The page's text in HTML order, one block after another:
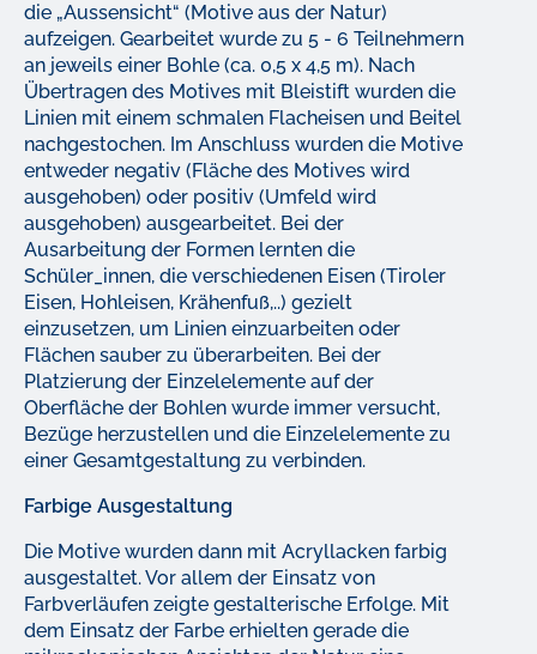
die „Aussensicht“ (Motive aus der Natur)
aufzeigen. Gearbeitet wurde zu 5 - 6 Teilnehmern
an jeweils einer Bohle (ca. 0,5 x 4,5 m). Nach
Übertragen des Motives mit Bleistift wurden die
Linien mit einem schmalen Flacheisen und Beitel
nachgestochen. Im Anschluss wurden die Motive
entweder negativ (Fläche des Motives wird
ausgehoben) oder positiv (Umfeld wird
ausgehoben) ausgearbeitet. Bei der
Ausarbeitung der Formen lernten die
Schüler_innen, die verschiedenen Eisen (Tiroler
Eisen, Hohleisen, Krähenfuß,..) gezielt
einzusetzen, um Linien einzuarbeiten oder
Flächen sauber zu überarbeiten. Bei der
Platzierung der Einzelelemente auf der
Oberfläche der Bohlen wurde immer versucht,
Bezüge herzustellen und die Einzelelemente zu
einer Gesamtgestaltung zu verbinden.
Farbige Ausgestaltung
Die Motive wurden dann mit Acryllacken farbig
ausgestaltet. Vor allem der Einsatz von
Farbverläufen zeigte gestalterische Erfolge. Mit
dem Einsatz der Farbe erhielten gerade die